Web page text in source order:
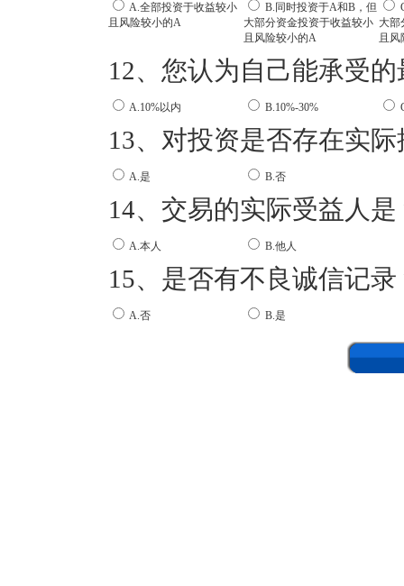
A.全部投资于收益较小
且风险较小的A
B.同时投资于A和B，但
大部分资金投资于收益较小
且风险较小的A
大部
且
12、您认为自己能承受
A.10%以内 B.10%-30%
13、对投资是否存在实
A.是 B.否
14、交易的实际受益人是
A.本人 B.他人
15、是否有不良诚信记录
A.否 B.是